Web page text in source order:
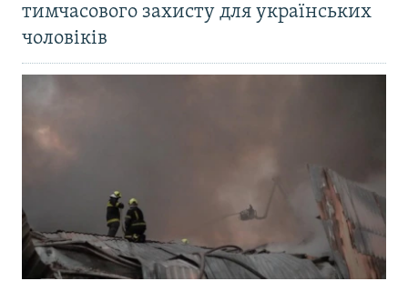
тимчасового захисту для українських
чоловіків